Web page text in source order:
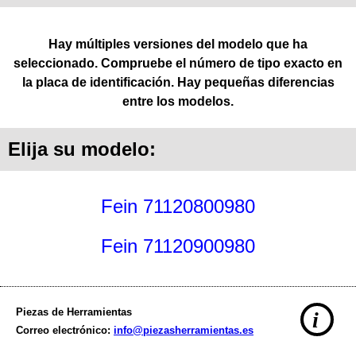
Hay múltiples versiones del modelo que ha
seleccionado. Compruebe el número de tipo exacto en
la placa de identificación. Hay pequeñas diferencias
entre los modelos.
Elija su modelo:
Fein 71120800980
Fein 71120900980
Piezas de Herramientas
Correo electrónico: info@piezasherramientas.es i